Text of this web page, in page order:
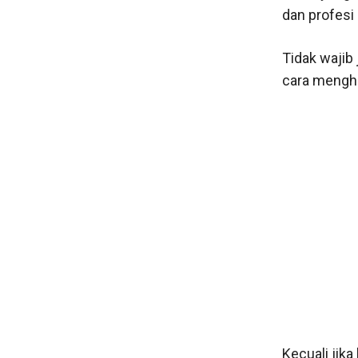
dan profesi
Tidak wajib
cara
Kecuali